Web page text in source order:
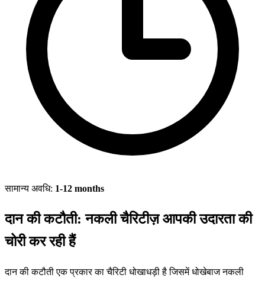
सामान्य अवधि: 1-12 months
दान की कटौती: नकली चैरिटीज़ आपकी उदारता की
चोरी कर रही हैं
दान की कटौती एक प्रकार का चैरिटी धोखाधड़ी है जिसमें धोखेबाज नकली